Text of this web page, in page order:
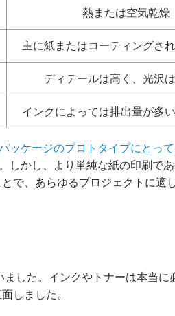
熱または空気乾燥
主に紙またはコーティングさ
ディテールは高く、光沢
インクによっては排出量が多
ッケージのプロトタイプにとっ
しかし、より単純な紙の印刷で
で、あらゆるプロジェクトに適
した。インクやトナーは本当に
しました。